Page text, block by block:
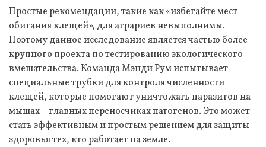
Простые рекомендации, такие как «избегайте мест
обитания клещей», для аграриев невыполнимы.
Поэтому данное исследование является частью более
крупного проекта по тестированию экологического
вмешательства. Команда Мэнди Рум испытывает
специальные трубки для контроля численности
клещей, которые помогают уничтожать паразитов на
мышах – главных переносчиках патогенов. Это может
стать эффективным и простым решением для защиты
здоровья тех, кто работает на земле.